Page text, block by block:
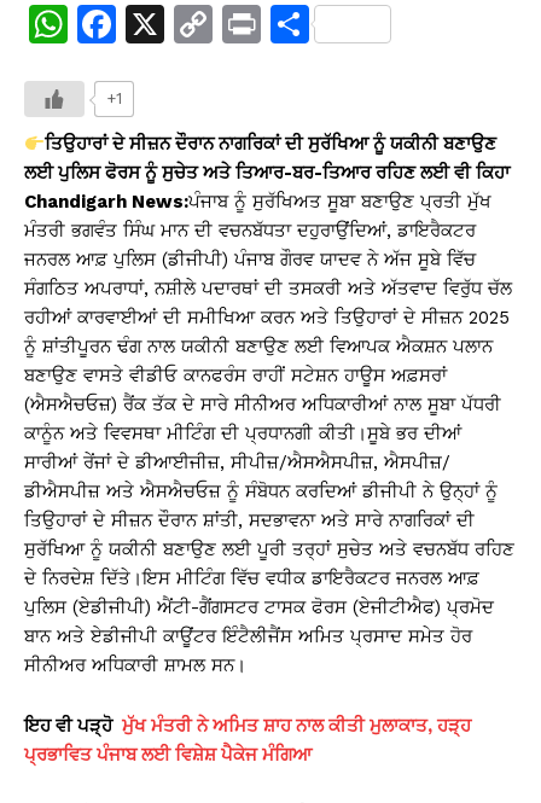
W
at
s
A
p
p
F
c
e
b
o
o
k
X
C
y
Li
n
k
Pr S
e
+1
ਤਿਉਹਾਰਾਂ ਦੇ ਸੀਜ਼ਨ ਦੌਰਾਨ ਨਾਗਰਿਕਾਂ ਦੀ ਸੁਰੱਖਿਆ ਨੂੰ ਯਕੀਨੀ ਬਣਾਉਣ
ਲਈ ਪੁਲਿਸ ਫੋਰਸ ਨੂੰ ਸੁਚੇਤ ਅਤੇ ਤਿਆਰ-ਬਰ-ਤਿਆਰ ਰਹਿਣ ਲਈ ਵੀ ਕਿਹਾ
Chandigarh News:ਪੰਜਾਬ ਨੂੰ ਸੁਰੱਖਿਅਤ ਸੂਬਾ ਬਣਾਉਣ ਪ੍ਰਤੀ ਮੁੱਖ
ਮੰਤਰੀ ਭਗਵੰਤ ਸਿੰਘ ਮਾਨ ਦੀ ਵਚਨਬੱਧਤਾ ਦਹੁਰਾਉਂਦਿਆਂ, ਡਾਇਰੈਕਟਰ
ਜਨਰਲ ਆਫ਼ ਪੁਲਿਸ (ਡੀਜੀਪੀ) ਪੰਜਾਬ ਗੌਰਵ ਯਾਦਵ ਨੇ ਅੱਜ ਸੂਬੇ ਵਿੱਚ
ਸੰਗਠਿਤ ਅਪਰਾਧਾਂ, ਨਸ਼ੀਲੇ ਪਦਾਰਥਾਂ ਦੀ ਤਸਕਰੀ ਅਤੇ ਅੱਤਵਾਦ ਵਿਰੁੱਧ ਚੱਲ
ਰਹੀਆਂ ਕਾਰਵਾਈਆਂ ਦੀ ਸਮੀਖਿਆ ਕਰਨ ਅਤੇ ਤਿਉਹਾਰਾਂ ਦੇ ਸੀਜ਼ਨ 2025
ਨੂੰ ਸ਼ਾਂਤੀਪੂਰਨ ਢੰਗ ਨਾਲ ਯਕੀਨੀ ਬਣਾਉਣ ਲਈ ਵਿਆਪਕ ਐਕਸ਼ਨ ਪਲਾਨ
ਬਣਾਉਣ ਵਾਸਤੇ ਵੀਡੀਓ ਕਾਨਫਰੰਸ ਰਾਹੀਂ ਸਟੇਸ਼ਨ ਹਾਊਸ ਅਫ਼ਸਰਾਂ
(ਐਸਐਚਓਜ਼) ਰੈਂਕ ਤੱਕ ਦੇ ਸਾਰੇ ਸੀਨੀਅਰ ਅਧਿਕਾਰੀਆਂ ਨਾਲ ਸੂਬਾ ਪੱਧਰੀ
ਕਾਨੂੰਨ ਅਤੇ ਵਿਵਸਥਾ ਮੀਟਿੰਗ ਦੀ ਪ੍ਰਧਾਨਗੀ ਕੀਤੀ।ਸੂਬੇ ਭਰ ਦੀਆਂ
ਸਾਰੀਆਂ ਰੇਂਜਾਂ ਦੇ ਡੀਆਈਜੀਜ਼, ਸੀਪੀਜ਼/ਐਸਐਸਪੀਜ਼, ਐਸਪੀਜ਼/
ਡੀਐਸਪੀਜ਼ ਅਤੇ ਐਸਐਚਓਜ਼ ਨੂੰ ਸੰਬੋਧਨ ਕਰਦਿਆਂ ਡੀਜੀਪੀ ਨੇ ਉਨ੍ਹਾਂ ਨੂੰ
ਤਿਉਹਾਰਾਂ ਦੇ ਸੀਜ਼ਨ ਦੌਰਾਨ ਸ਼ਾਂਤੀ, ਸਦਭਾਵਨਾ ਅਤੇ ਸਾਰੇ ਨਾਗਰਿਕਾਂ ਦੀ
ਸੁਰੱਖਿਆ ਨੂੰ ਯਕੀਨੀ ਬਣਾਉਣ ਲਈ ਪੂਰੀ ਤਰ੍ਹਾਂ ਸੁਚੇਤ ਅਤੇ ਵਚਨਬੱਧ ਰਹਿਣ
ਦੇ ਨਿਰਦੇਸ਼ ਦਿੱਤੇ।ਇਸ ਮੀਟਿੰਗ ਵਿੱਚ ਵਧੀਕ ਡਾਇਰੈਕਟਰ ਜਨਰਲ ਆਫ਼
ਪੁਲਿਸ (ਏਡੀਜੀਪੀ) ਐਂਟੀ-ਗੈਂਗਸਟਰ ਟਾਸਕ ਫੋਰਸ (ਏਜੀਟੀਐਫ) ਪ੍ਰਮੋਦ
ਬਾਨ ਅਤੇ ਏਡੀਜੀਪੀ ਕਾਊਂਟਰ ਇੰਟੈਲੀਜੈਂਸ ਅਮਿਤ ਪ੍ਰਸਾਦ ਸਮੇਤ ਹੋਰ
ਸੀਨੀਅਰ ਅਧਿਕਾਰੀ ਸ਼ਾਮਲ ਸਨ।
ਇਹ ਵੀ ਪੜ੍ਹੋ ਮੁੱਖ ਮੰਤਰੀ ਨੇ ਅਮਿਤ ਸ਼ਾਹ ਨਾਲ ਕੀਤੀ ਮੁਲਾਕਾਤ, ਹੜ੍ਹ
ਪ੍ਰਭਾਵਿਤ ਪੰਜਾਬ ਲਈ ਵਿਸ਼ੇਸ਼ ਪੈਕੇਜ ਮੰਗਿਆ